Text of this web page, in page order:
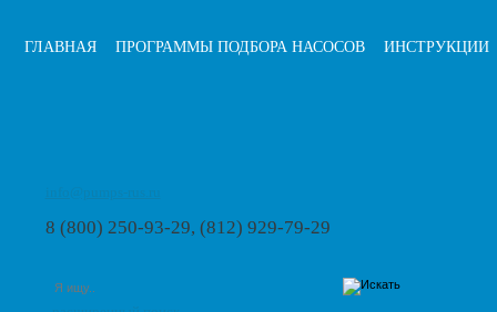
ГЛАВНАЯ ПРОГРАММЫ ПОДБОРА НАСОСОВ ИНСТРУКЦИИ
8 (800) 250-93-29, (812) 929-79-29